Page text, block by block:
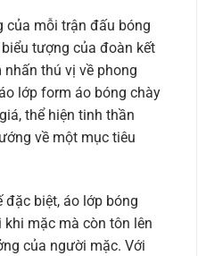
của mỗi trận đấu bóng
tượng của đoàn kết
thú vị về phong
lớp form áo bóng chày
thể hiện tinh thần
về một mục tiêu
biệt, áo lớp bóng
mặc mà còn tôn lên
của người mặc. Với